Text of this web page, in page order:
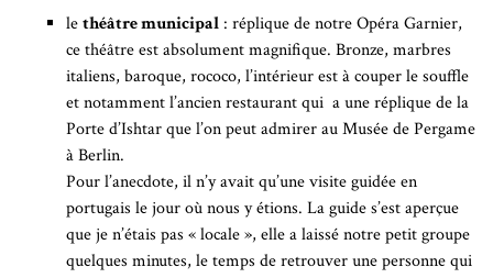
lethéâtre municipal : réplique de notre Opéra Garnier,
ce théâtre est absolument magnifique. Bronze, marbres
italiens, baroque, rococo, l’intérieur est à couper le souffle
et notamment l’ancien restaurant qui a une réplique de la
Porte d’Ishtar que l’on peut admirer au Musée de Pergame
à Berlin.
Pour l’anecdote, il n’y avait qu’une visite guidée en
portugais le jour où nous y étions. La guide s’est aperçue
que je n’étais pas « locale », elle a laissé notre petit groupe
quelques minutes, le temps de retrouver une personne qui